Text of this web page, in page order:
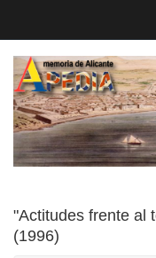
"Actitudes frente al
(1996)